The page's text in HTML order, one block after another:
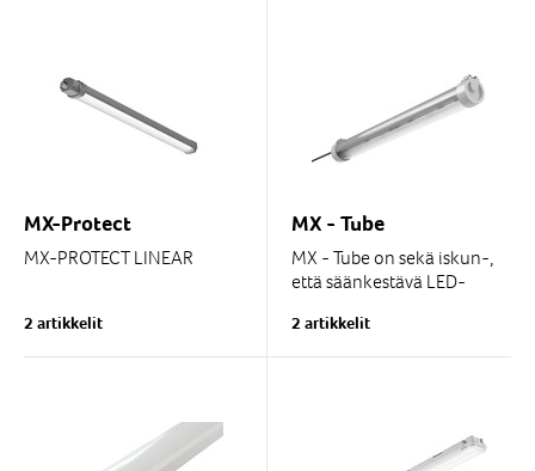
MX-Protect
MX-PROTECT LINEAR
toimintakykyä vaativiin
tiloihin asennettavaksi joko
2 artikkelit
MX - Tube
MX - Tube on sekä iskun-,
että säänkestävä LED-
olosuhteisiin. Korkean IP-
luokituksensa johdosta...
2 artikkelit